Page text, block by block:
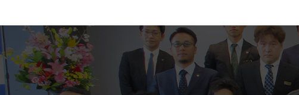
多くの来場者でにぎわった